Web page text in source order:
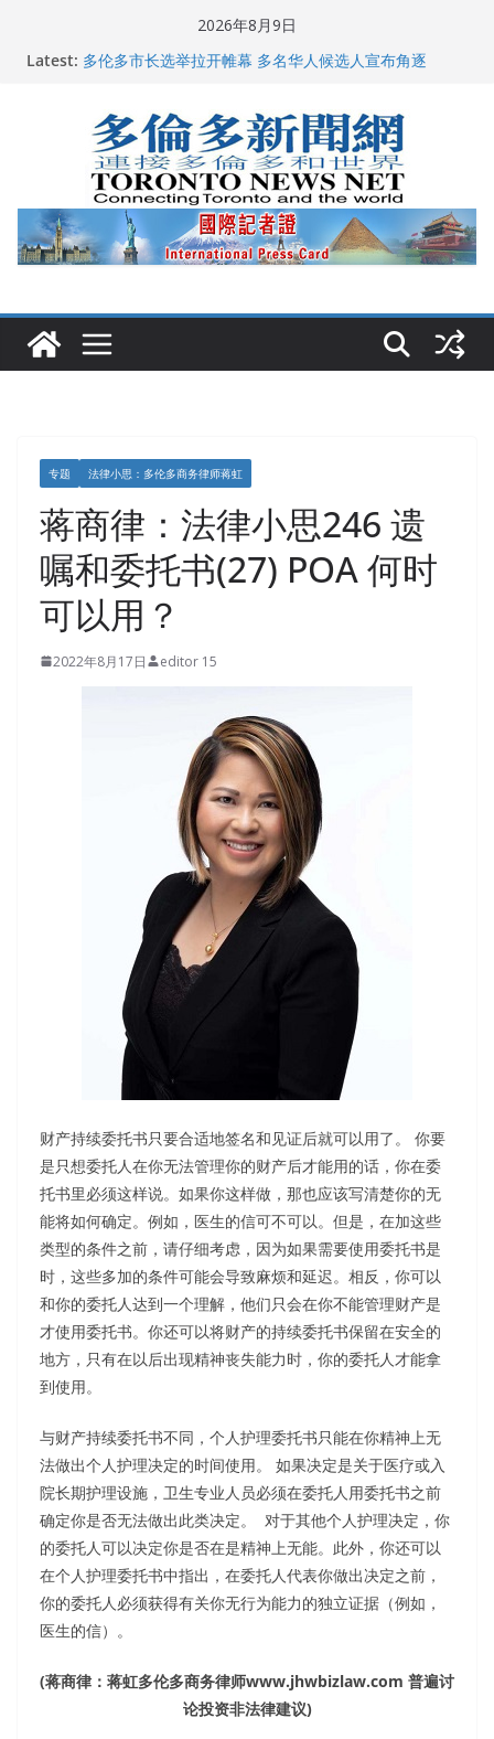
2026年8月9日
Latest: 多伦多市长选举拉开帷幕 多名华人候选人宣布角逐
关加拿大就业
2026加拿大青少年儿童绘画比赛颁奖典礼多伦多举行
龚晓华参加多伦多骄傲大游行 与市民分享竞选理念
专题 法律小思：多伦多商务律师蒋虹
蒋商律：法律小思246 遗
嘱和委托书(27) POA 何时
可以用？
2022年8月17日 editor 15
财产持续委托书只要合适地签名和见证后就可以用了。 你要
是只想委托人在你无法管理你的财产后才能用的话，你在委
托书里必须这样说。如果你这样做，那也应该写清楚你的无
能将如何确定。例如，医生的信可不可以。但是，在加这些
类型的条件之前，请仔细考虑，因为如果需要使用委托书是
时，这些多加的条件可能会导致麻烦和延迟。相反，你可以
和你的委托人达到一个理解，他们只会在你不能管理财产是
才使用委托书。你还可以将财产的持续委托书保留在安全的
地方，只有在以后出现精神丧失能力时，你的委托人才能拿
到使用。
与财产持续委托书不同，个人护理委托书只能在你精神上无
法做出个人护理决定的时间使用。 如果决定是关于医疗或入
院长期护理设施，卫生专业人员必须在委托人用委托书之前
确定你是否无法做出此类决定。 对于其他个人护理决定，你
的委托人可以决定你是否在是精神上无能。此外，你还可以
在个人护理委托书中指出，在委托人代表你做出决定之前，
你的委托人必须获得有关你无行为能力的独立证据（例如，
医生的信）。
(蒋商律：蒋虹多伦多商务律师www.jhwbizlaw.com 普遍讨
论投资非法律建议)